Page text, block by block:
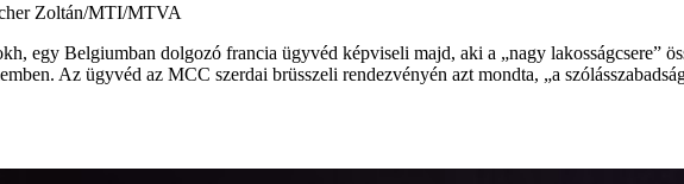
Zoltán/MTI/MTVA
egy Belgiumban dolgozó francia ügyvéd képviseli majd, aki a „nagy lakosságcsere”
Az ügyvéd az MCC szerdai brüsszeli rendezvényén azt mondta, „a